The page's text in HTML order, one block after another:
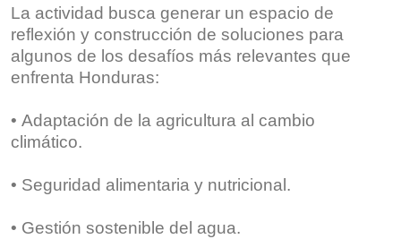
La actividad busca generar un espacio de
reflexión y construcción de soluciones para
algunos de los desafíos más relevantes que
enfrenta Honduras:
• Adaptación de la agricultura al cambio
climático.
• Seguridad alimentaria y nutricional.
• Gestión sostenible del agua.